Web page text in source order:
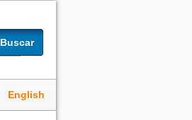
Buscar
English